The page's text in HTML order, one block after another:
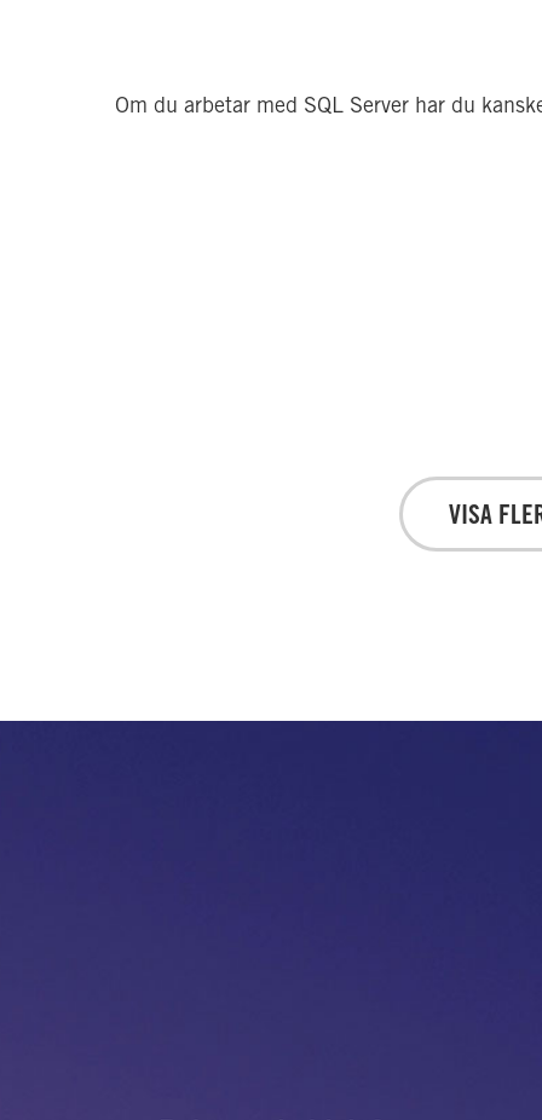
Om du arbetar med SQL Server har du
VISA